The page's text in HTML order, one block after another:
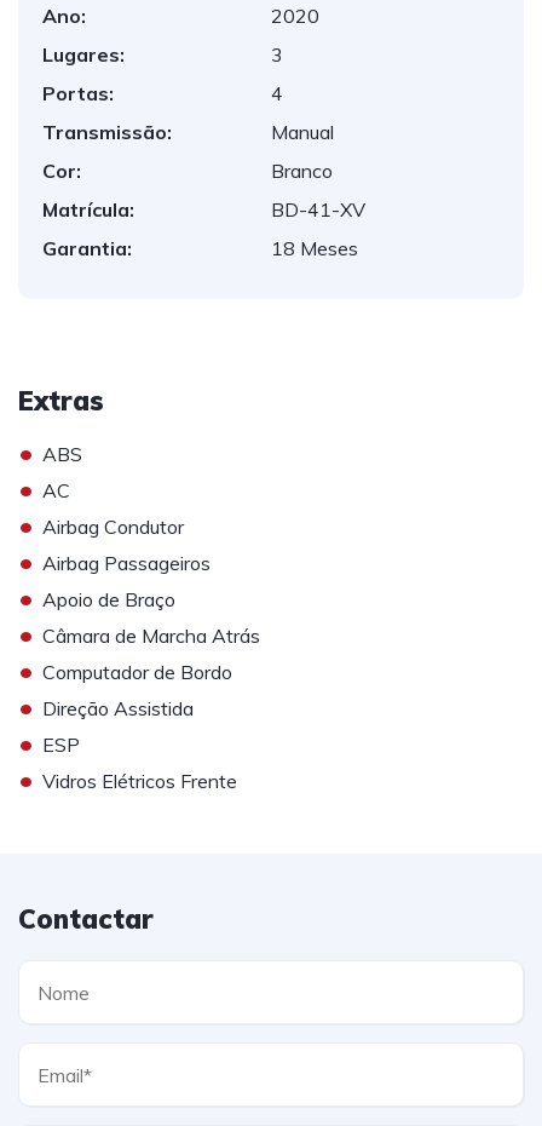
Ano:
2020
Lugares:
3
Portas:
4
Transmissão:
Manual
Cor:
Branco
Matrícula:
BD-41-XV
Garantia:
18 Meses
Extras
• ABS
• AC
• Airbag Condutor
• Airbag Passageiros
• Apoio de Braço
• Câmara de Marcha Atrás
• Computador de Bordo
• Direção Assistida
• ESP
• Vidros Elétricos Frente
Contactar